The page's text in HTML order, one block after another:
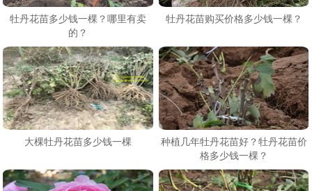
牡丹花苗多少钱一棵？哪里有卖
的？
牡丹花苗购买价格多少钱一棵？
大棵牡丹花苗多少钱一棵
种植几年牡丹花苗好？牡丹花苗价
格多少钱一棵？